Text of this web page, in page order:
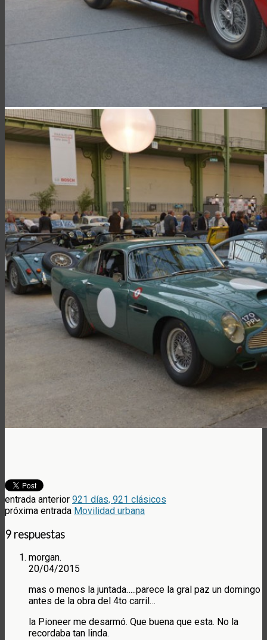
entrada anterior 921 días, 921 clásicos
próxima entrada Movilidad urbana
9 respuestas
morgan.
20/04/2015
mas o menos la juntada…..parece la gral paz un domingo
antes de la obra del 4to carril…
la Pioneer me desarmó. Que buena que esta. No la
recordaba tan linda.